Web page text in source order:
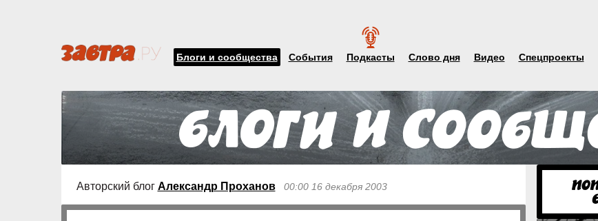
Блоги и сообщества События Подкасты Слово дня Видео Спецпроекты
Авторский блог Александр Проханов 00:00 16 декабря 2003